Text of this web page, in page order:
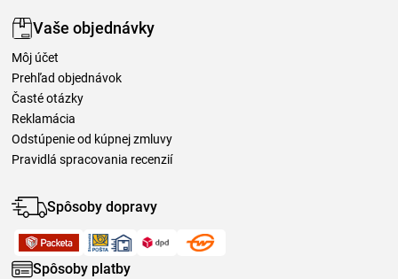
Vaše objednávky
Môj účet
Prehľad objednávok
Časté otázky
Reklamácia
Odstúpenie od kúpnej zmluvy
Pravidlá spracovania recenzií
Spôsoby dopravy
Spôsoby platby